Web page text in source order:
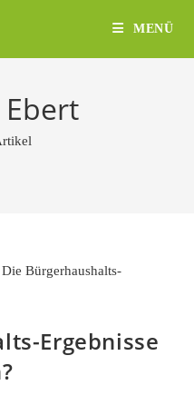
MENÜ
Ergebnisse